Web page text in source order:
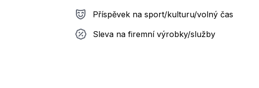
Příspěvek na sport/kulturu/volný čas
Sleva na firemní výrobky/služby